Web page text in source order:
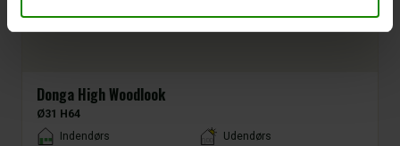
Donga High Woodlook
Ø31 H64
Placement
Indendørs
Udendørs